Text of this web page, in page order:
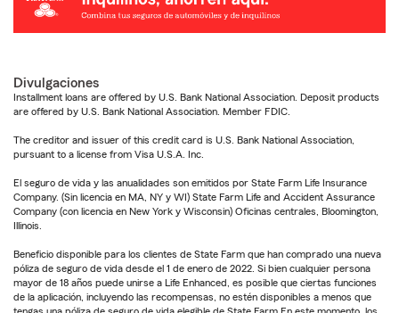
Divulgaciones
Installment loans are offered by U.S. Bank National Association. Deposit products
are offered by U.S. Bank National Association. Member FDIC.
The creditor and issuer of this credit card is U.S. Bank National Association,
pursuant to a license from Visa U.S.A. Inc.
El seguro de vida y las anualidades son emitidos por State Farm Life Insurance
Company. (Sin licencia en MA, NY y WI) State Farm Life and Accident Assurance
Company (con licencia en New York y Wisconsin) Oficinas centrales, Bloomington,
Illinois.
Beneficio disponible para los clientes de State Farm que han comprado una nueva
póliza de seguro de vida desde el 1 de enero de 2022. Si bien cualquier persona
mayor de 18 años puede unirse a Life Enhanced, es posible que ciertas funciones
de la aplicación, incluyendo las recompensas, no estén disponibles a menos que